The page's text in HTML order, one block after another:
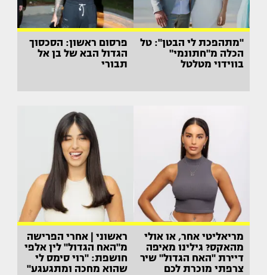
"מתהפכת לי הבטן": טל
הכלה מ"חתונמי"
בווידוי מטלטל
פרסום ראשון: הסכסוך
הגדול הבא של בן אל
תבורי
מריאליטי אחר, או אולי
מהאקס? גילינו מאיפה
דיירת "האח הגדול" שיר
צרפתי מוכרת לכם
ראשוני | אחרי הפרישה
מ"האח הגדול" לין אלפי
חושפת: "רוי סימס לי
שהוא מחכה ומתגעגע"